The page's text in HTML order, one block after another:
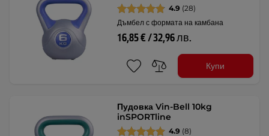
4.9 (28)
Дъмбел с формата на камбана
16,85 € / 32,96 лв.
Купи
Пудовка Vin-Bell 10kg
inSPORTline
4.9 (8)